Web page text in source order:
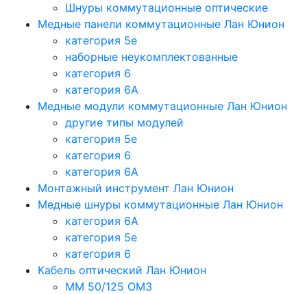
Шнуры коммутационные оптические
Медные панели коммутационные Лан Юнион
категория 5e
наборные неукомплектованные
категория 6
категория 6A
Медные модули коммутационные Лан Юнион
другие типы модулей
категория 5е
категория 6
категория 6A
Монтажный инструмент Лан Юнион
Медные шнуры коммутационные Лан Юнион
категория 6A
категория 5e
категория 6
Кабель оптический Лан Юнион
MM 50/125 OM3